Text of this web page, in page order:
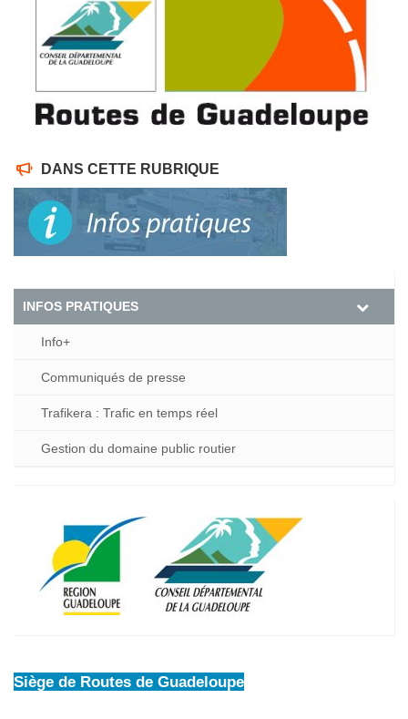
DANS CETTE RUBRIQUE
INFOS PRATIQUES
Info+
Communiqués de presse
Trafikera : Trafic en temps réel
Gestion du domaine public routier
Siège de Routes de Guadeloupe